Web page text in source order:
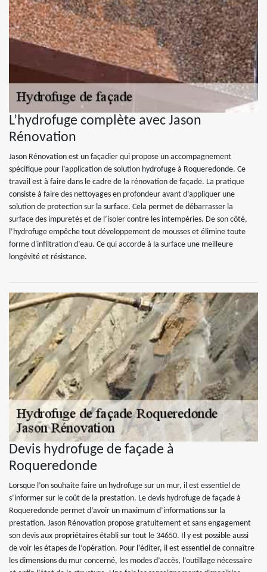
L’hydrofuge complète avec Jason
Rénovation
Jason Rénovation est un façadier qui propose un accompagnement
spécifique pour l’application de solution hydrofuge à Roqueredonde. Ce
travail est à faire dans le cadre de la rénovation de façade. La pratique
consiste à faire des nettoyages en profondeur avant d’appliquer une
solution de protection sur la surface. Cela permet de débarrasser la
surface des impuretés et de l’isoler contre les intempéries. De son côté,
l’hydrofuge empêche tout développement de mousses et élimine toute
forme d'infiltration d’eau. Ce qui accorde à la surface une meilleure
longévité et résistance.
Devis hydrofuge de façade à
Roqueredonde
Lorsque l’on souhaite faire un hydrofuge sur un mur, il est essentiel de
s’informer sur le coût de la prestation. Le devis hydrofuge de façade à
Roqueredonde permet d’avoir un maximum d’informations sur la
prestation. Jason Rénovation propose gratuitement et sans engagement
son devis aux propriétaires établi sur tout le 34650. Il y est possible aussi
de voir les étapes de l’opération. Pour l’éditer, il est essentiel de connaître
les dimensions du mur concerné, les modes d’accès, l’outillage nécessaire